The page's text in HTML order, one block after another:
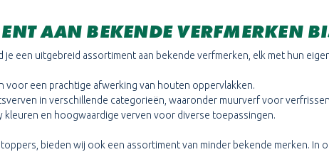
AAN BEKENDE VERFMERKEN
je een uitgebreid assortiment aan bekende verfmerken, elk met hun
voor een prachtige afwerking van houten oppervlakken.
in verschillende categorieën, waaronder muurverf voor
kleuren en hoogwaardige verven voor diverse toepassingen.
bieden wij ook een assortiment van minder bekende merken.